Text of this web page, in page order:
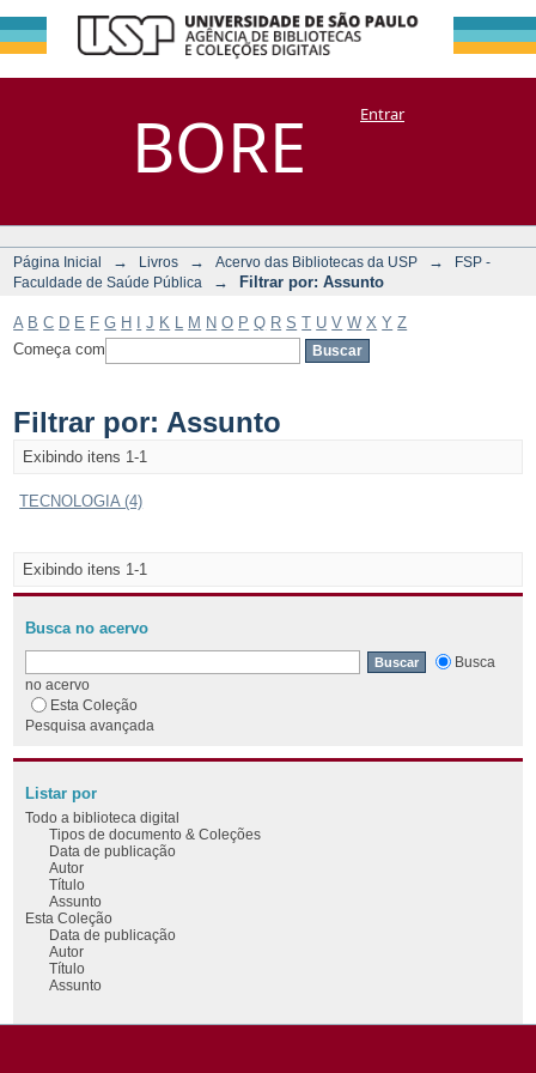
BORE
Filtrar por:
Assunto
DSpace/Manakin + CoriscoEntrar
Página Inicial → Livros → Acervo das Bibliotecas da USP →
FSP -
Faculdade de Saúde Pública
→ Filtrar por: Assunto
A B C D E F G H J K M N O P Q R S T U V W X Y Z
Começa com
Filtrar por: Assunto
Exibindo itens 1-1
TECNOLOGIA (4)
Exibindo itens 1-1
Busca no acervo
Busca
no acervo
Esta Coleção
Pesquisa avançada
Listar por
Todo a biblioteca digital
Tipos de documento & Coleções
Data de publicação
Autor
Título
Assunto
Esta Coleção
Data de publicação
Autor
Título
Assunto